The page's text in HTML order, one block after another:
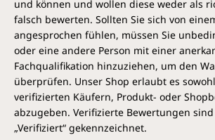
und können und wollen diese weder als
falsch bewerten. Sollten Sie sich von
angesprochen fühlen, müssen Sie
oder eine andere Person mit einer
Fachqualifikation hinzuziehen, um den
überprüfen. Unser Shop erlaubt es
verifizierten Käufern, Produkt- oder
abzugeben. Verifizierte Bewertungen
„Verifiziert“ gekennzeichnet.